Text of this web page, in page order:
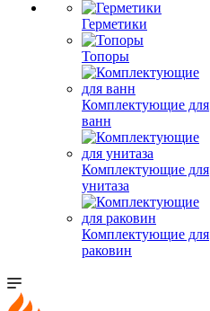
Герметики
Топоры
Комплектующие для
ванн
Комплектующие для
унитаза
Комплектующие для
раковин